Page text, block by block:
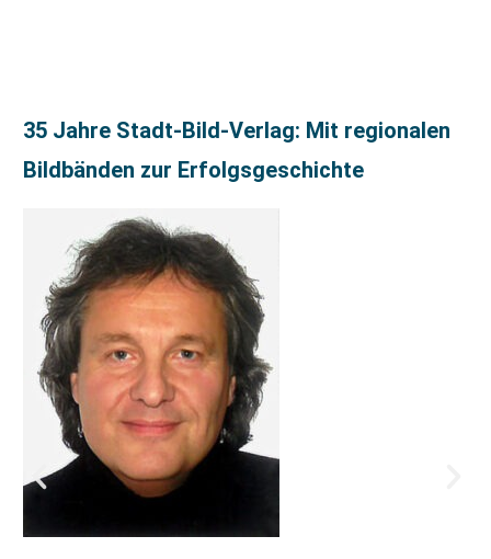
35 Jahre Stadt-Bild-Verlag: Mit regionalen
Bildbänden zur Erfolgsgeschichte